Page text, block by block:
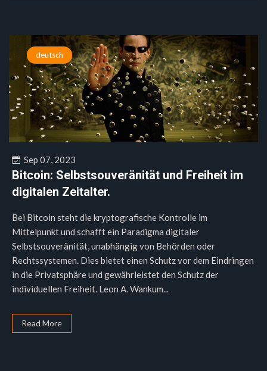
deutsch
Sep 07, 2023
Bitcoin: Selbstsouveränität und Freiheit im
digitalen Zeitalter.
Bei Bitcoin steht die kryptografische Kontrolle im
Mittelpunkt und schafft ein Paradigma digitaler
Selbstsouveränität, unabhängig von Behörden oder
Rechtssystemen. Dies bietet einen Schutz vor dem Eindringen
in die Privatsphäre und gewährleistet den Schutz der
individuellen Freiheit. Leon A. Wankum...
Read More